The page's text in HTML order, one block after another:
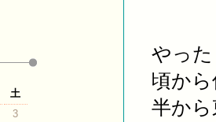
やっ
頃か
半か
土
3